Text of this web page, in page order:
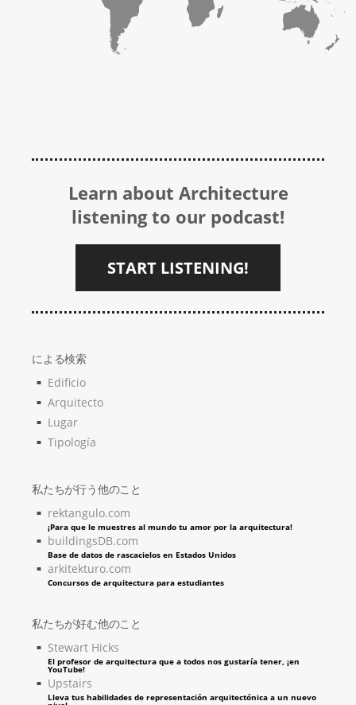
Learn about Architecture
listening to our podcast!
START LISTENING!
による検索
Edificio
Arquitecto
Lugar
Tipología
私たちが行う他のこと
rektangulo.com
¡Para que le muestres al mundo tu amor por la arquitectura!
buildingsDB.com
Base de datos de rascacielos en Estados Unidos
arkitekturo.com
Concursos de arquitectura para estudiantes
私たちが好む他のこと
Stewart Hicks
El profesor de arquitectura que a todos nos gustaría tener, ¡en
YouTube!
Upstairs
Lleva tus habilidades de representación arquitectónica a un nuevo